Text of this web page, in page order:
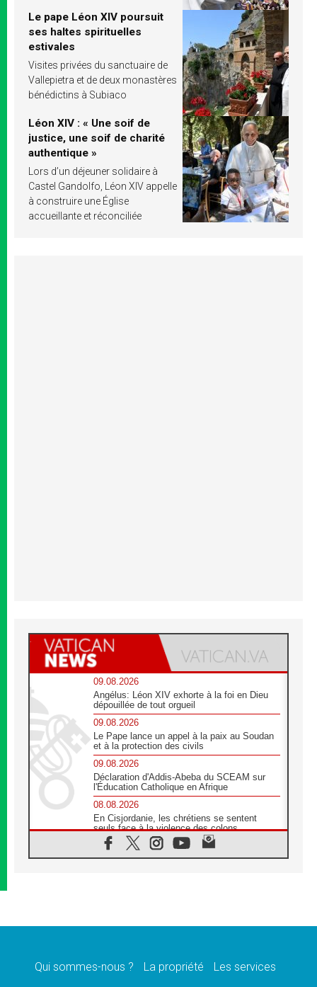
Le pape Léon XIV poursuit
ses haltes spirituelles
estivales
Visites privées du sanctuaire de
Vallepietra et de deux monastères
bénédictins à Subiaco
Léon XIV : « Une soif de
justice, une soif de charité
authentique »
Lors d’un déjeuner solidaire à
Castel Gandolfo, Léon XIV appelle
à construire une Église
accueillante et réconciliée
09.08.2026
Angélus: Léon XIV exhorte à la foi en Dieu
dépouillée de tout orgueil
09.08.2026
Le Pape lance un appel à la paix au Soudan
et à la protection des civils
09.08.2026
Déclaration d'Addis-Abeba du SCEAM sur
l'Éducation Catholique en Afrique
08.08.2026
En Cisjordanie, les chrétiens se sentent
seuls face à la violence des colons
08.08.2026
Léon XIV au sanctuaire de Notre Dame du
08.08.2026
08.08.2026
Qui sommes-nous ? La propriété
Les services